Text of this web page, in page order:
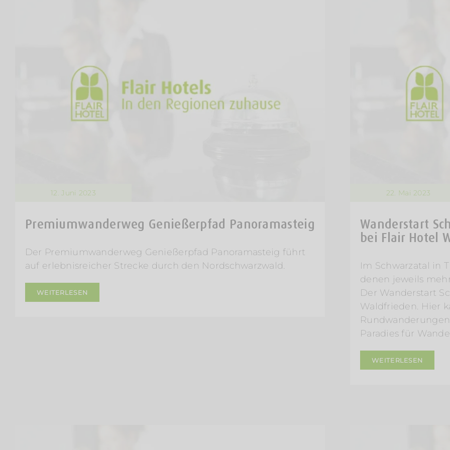
12. Juni 2023
Premiumwanderweg Genießerpfad Panoramasteig
Der Premiumwanderweg Genießerpfad Panoramasteig führt
auf erlebnisreicher Strecke durch den Nordschwarzwald.
WEITERLESEN
22. Mai 2023
Wanderstart
bei Flair Hotel
Im Schwarzatal in
denen jeweils
Der Wanderstart
Waldfrieden. Hier
Paradies für
WEITERLESEN